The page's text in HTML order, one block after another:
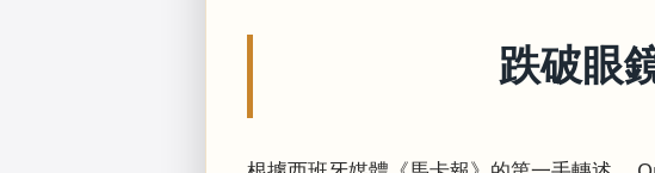
跌破眼